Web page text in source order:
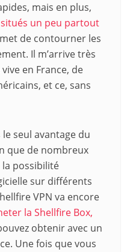
mais en plus,
un peu partout
de contourner les
Il m’arrive très
en France, de
et ce, sans
le seul avantage du
que de nombreux
possibilité
sur différents
VPN va encore
la Shellfire Box,
obtenir avec un
Une fois que vous